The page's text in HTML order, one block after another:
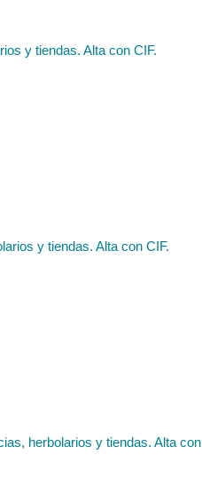
y tiendas. Alta con CIF.
y tiendas. Alta con CIF.
herbolarios y tiendas. Alta con